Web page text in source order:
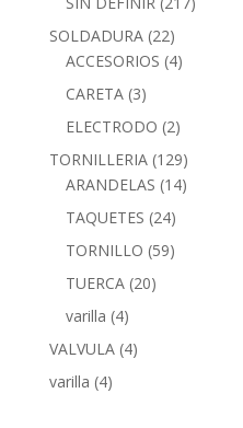
SOLDADURA (22)
ACCESORIOS (4)
CARETA (3)
ELECTRODO (2)
TORNILLERIA (129)
ARANDELAS (14)
TAQUETES (24)
TORNILLO (59)
TUERCA (20)
varilla (4)
VALVULA (4)
varilla (4)